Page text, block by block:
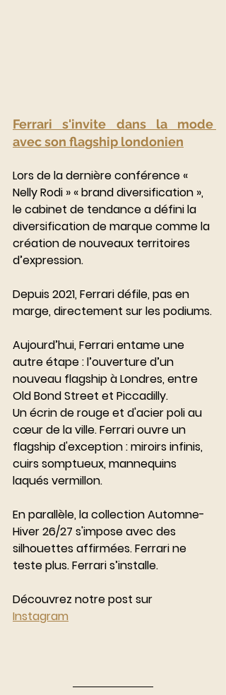
Ferrari s'invite dans la mode
avec son flagship londonien
Lors de la dernière conférence «
Nelly Rodi » « brand diversification »,
le cabinet de tendance a défini la
diversification de marque comme la
création de nouveaux territoires
d’expression.
Depuis 2021, Ferrari défile, pas en
marge, directement sur les podiums.
Aujourd’hui, Ferrari entame une
autre étape : l’ouverture d’un
nouveau flagship à Londres, entre
Old Bond Street et Piccadilly.
Un écrin de rouge et d'acier poli au
cœur de la ville. Ferrari ouvre un
flagship d'exception : miroirs infinis,
cuirs somptueux, mannequins
laqués vermillon.
En parallèle, la collection Automne-
Hiver 26/27 s'impose avec des
silhouettes affirmées. Ferrari ne
teste plus. Ferrari s’installe.
Découvrez notre post sur
Instagram